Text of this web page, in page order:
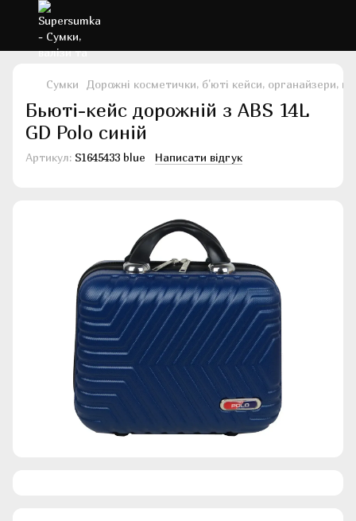
Сумки Дорожні косметички, б'юті кейси, органайзери,
Бьюті-кейс дорожній з ABS 14L
GD Polo синій
Артикул: S1645433 blue Написати відгук